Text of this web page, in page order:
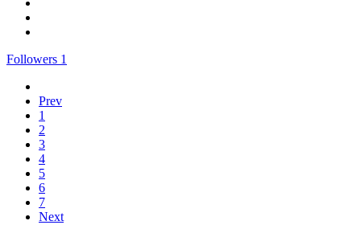
Followers 1
Prev
1
2
3
4
5
6
7
Next